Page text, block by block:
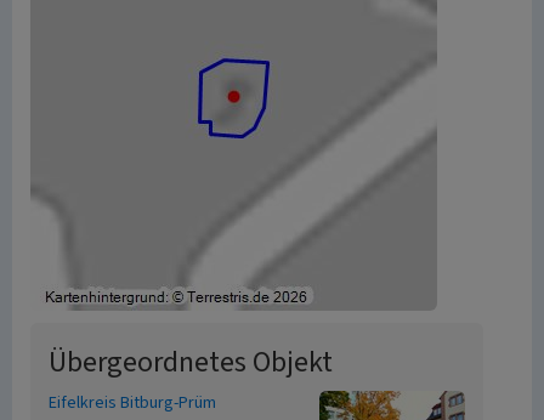
Übergeordnetes Objekt
Eifelkreis Bitburg-Prüm